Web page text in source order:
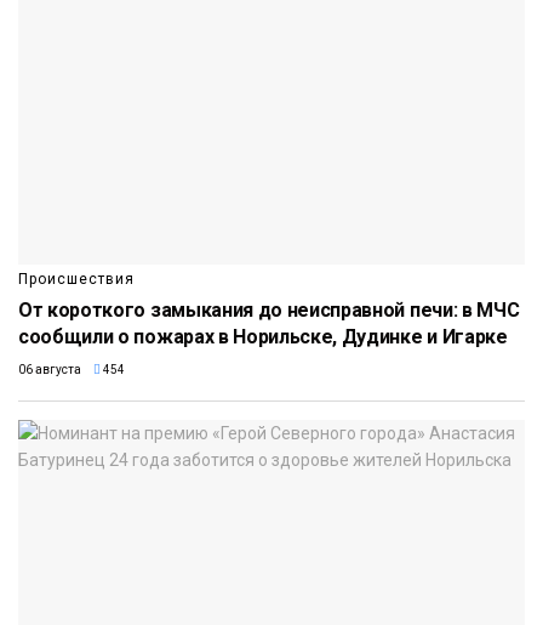
Происшествия
От короткого замыкания до неисправной печи: в МЧС
сообщили о пожарах в Норильске, Дудинке и Игарке
06 августа 454